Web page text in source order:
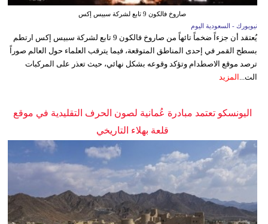
صاروخ فالكون 9 تابع لشركة سبيس إكس
نيويورك - السعودية اليوم
يُعتقد أن جزءاً ضخماً تائهاً من صاروخ فالكون 9 تابع لشركة سبيس إكس ارتطم
بسطح القمر في إحدى المناطق المتوقعة، فيما يترقب العلماء حول العالم صوراً
ترصد موقع الاصطدام وتؤكد وقوعه بشكل نهائي، حيث تعذر على المركبات
الت... المزيد
اليونسكو تعتمد مبادرة عُمانية لصون الحرف التقليدية في موقع
قلعة بهلاء التاريخي